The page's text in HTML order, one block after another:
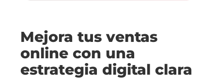
Mejora tus ventas
online con una
estrategia digital clara